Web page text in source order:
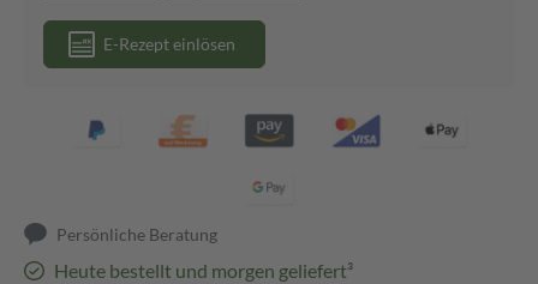
E-Rezept einlösen
Persönliche Beratung
Heute bestellt und morgen geliefert³